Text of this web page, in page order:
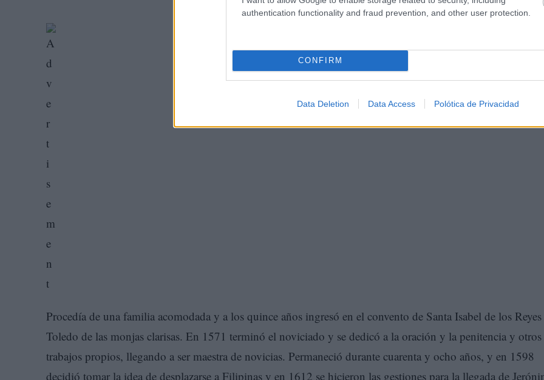
authentication functionality and fraud prevention, and other user protection.
CONFIRM
Data Deletion Data Access Polótica de Privacidad
Procedía de una familia acomodada y a los quince años ingresó en el convento de Santa Isabel de los
Toledo de las monjas clarisas. En 1571 terminó el noviciado y se dedicó a la oración y la penitencia y otros
trabajos propios, llegando a ser maestra de novicias. Permaneció durante cuarenta y ocho años, y en 1598
decidió tomar la idea de desplazarse a Filipinas y en 1612 se hicieron las gestiones para la llegada de